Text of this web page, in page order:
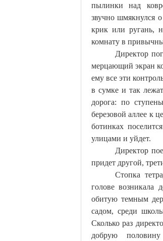
пылинки над
звучношмякнулся
крик или ругань,
комнату в
Директор
мерцающий экран
ему все эти
в сумке и так
дорога: по
березовой аллее к
ботинках
улицами и уйдет.
Директор
придет другой,
Стопка
голове возникала
обитую темным
садом, среди
Сколько раз
добрую